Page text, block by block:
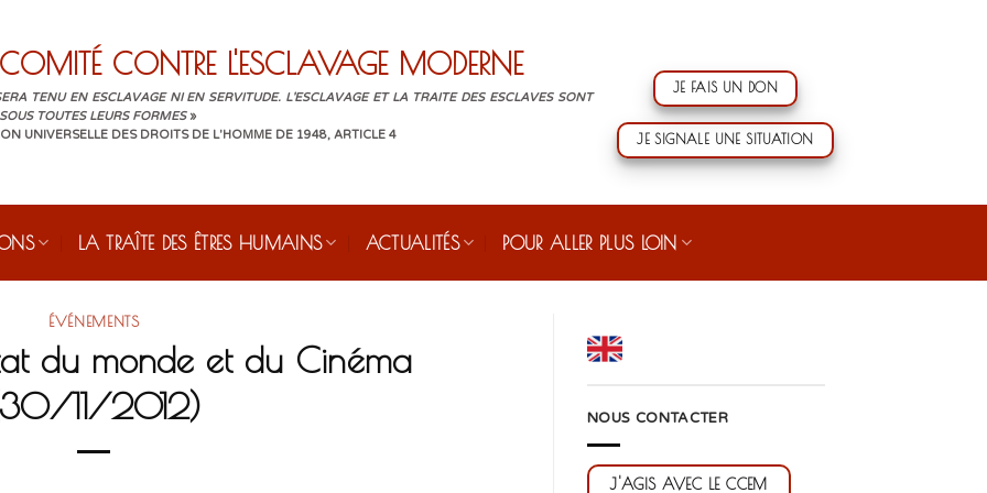
COMITÉ CONTRE L'ESCLAVAGE MODERNE
TENU EN ESCLAVAGE NI EN SERVITUDE. L'ESCLAVAGE ET LA TRAITE DES ESCLAVES SONT
TOUTES LEURS FORMES »
UNIVERSELLE DES DROITS DE L'HOMME DE 1948, ARTICLE 4
JE FAIS UN DON
JE SIGNALE UNE SITUATION
LA TRAÎTE DES ÊTRES HUMAINS ACTUALITÉS POUR ALLER PLUS LOIN
ÉVÉNEMENTS
du monde et du Cinéma
11/2012)
NOUS CONTACTER
J'AGIS AVEC LE CCEM